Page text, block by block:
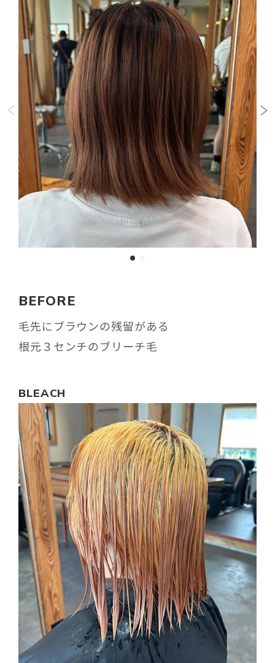
BEFORE
毛先にブラウンの残留がある
根元３センチのブリーチ毛
BLEACH